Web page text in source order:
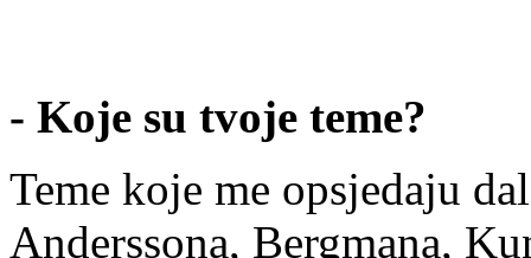
- Koje su tvoje teme?
Teme koje me opsjedaju
Anderssona, Bergmana,